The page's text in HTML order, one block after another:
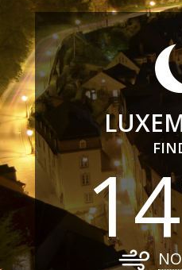
14
NO